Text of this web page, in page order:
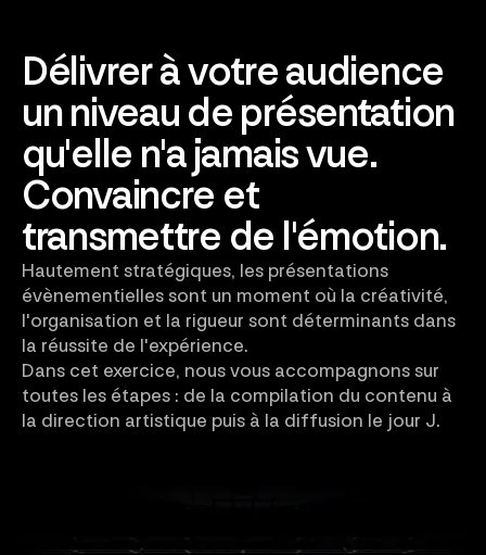
Délivrer à votre audience
un niveau de présentation
qu'elle n'a jamais vue.
Convaincre et
transmettre de l'émotion.
Hautement stratégiques, les présentations
évènementielles sont un moment où la créativité,
l'organisation et la rigueur sont déterminants dans
la réussite de l'expérience.
Dans cet exercice, nous vous accompagnons sur
toutes les étapes : de la compilation du contenu à
la direction artistique puis à la diffusion le jour J.